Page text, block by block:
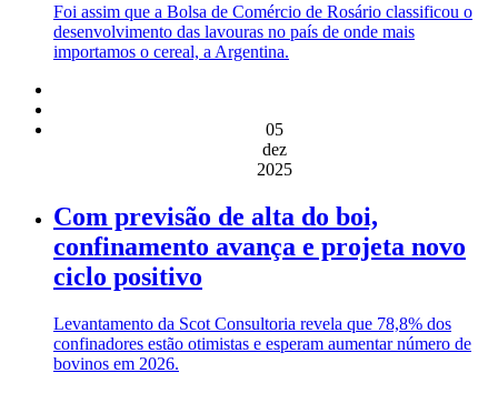
Foi assim que a Bolsa de Comércio de Rosário classificou o
desenvolvimento das lavouras no país de onde mais
importamos o cereal, a Argentina.
05
dez
2025
Com previsão de alta do boi,
confinamento avança e projeta novo
ciclo positivo
Levantamento da Scot Consultoria revela que 78,8% dos
confinadores estão otimistas e esperam aumentar número de
bovinos em 2026.